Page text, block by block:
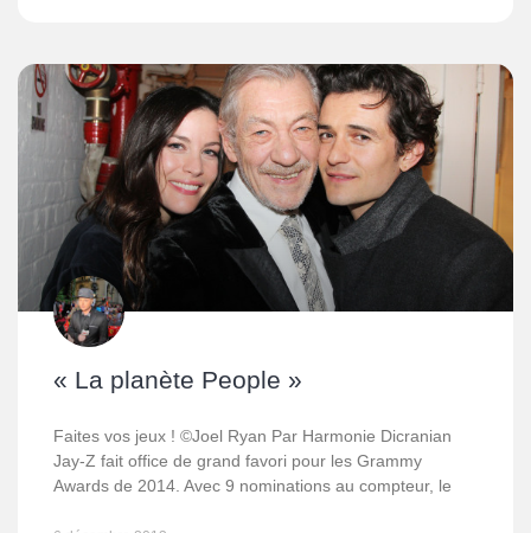
« La planète People »
Faites vos jeux ! ©Joel Ryan Par Harmonie Dicranian
Jay-Z fait office de grand favori pour les Grammy
Awards de 2014. Avec 9 nominations au compteur, le